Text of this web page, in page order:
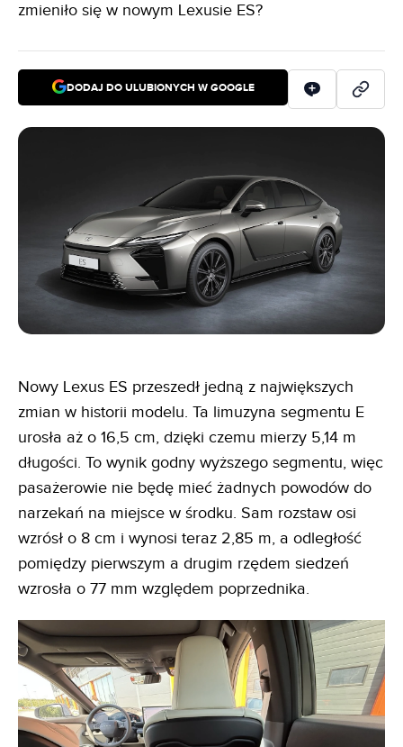
zmieniło się w nowym Lexusie ES?
DODAJ DO ULUBIONYCH W GOOGLE
Nowy Lexus ES przeszedł jedną z największych
zmian w historii modelu. Ta limuzyna segmentu E
urosła aż o 16,5 cm, dzięki czemu mierzy 5,14 m
długości. To wynik godny wyższego segmentu, więc
pasażerowie nie będę mieć żadnych powodów do
narzekań na miejsce w środku. Sam rozstaw osi
wzrósł o 8 cm i wynosi teraz 2,85 m, a odległość
pomiędzy pierwszym a drugim rzędem siedzeń
wzrosła o 77 mm względem poprzednika.